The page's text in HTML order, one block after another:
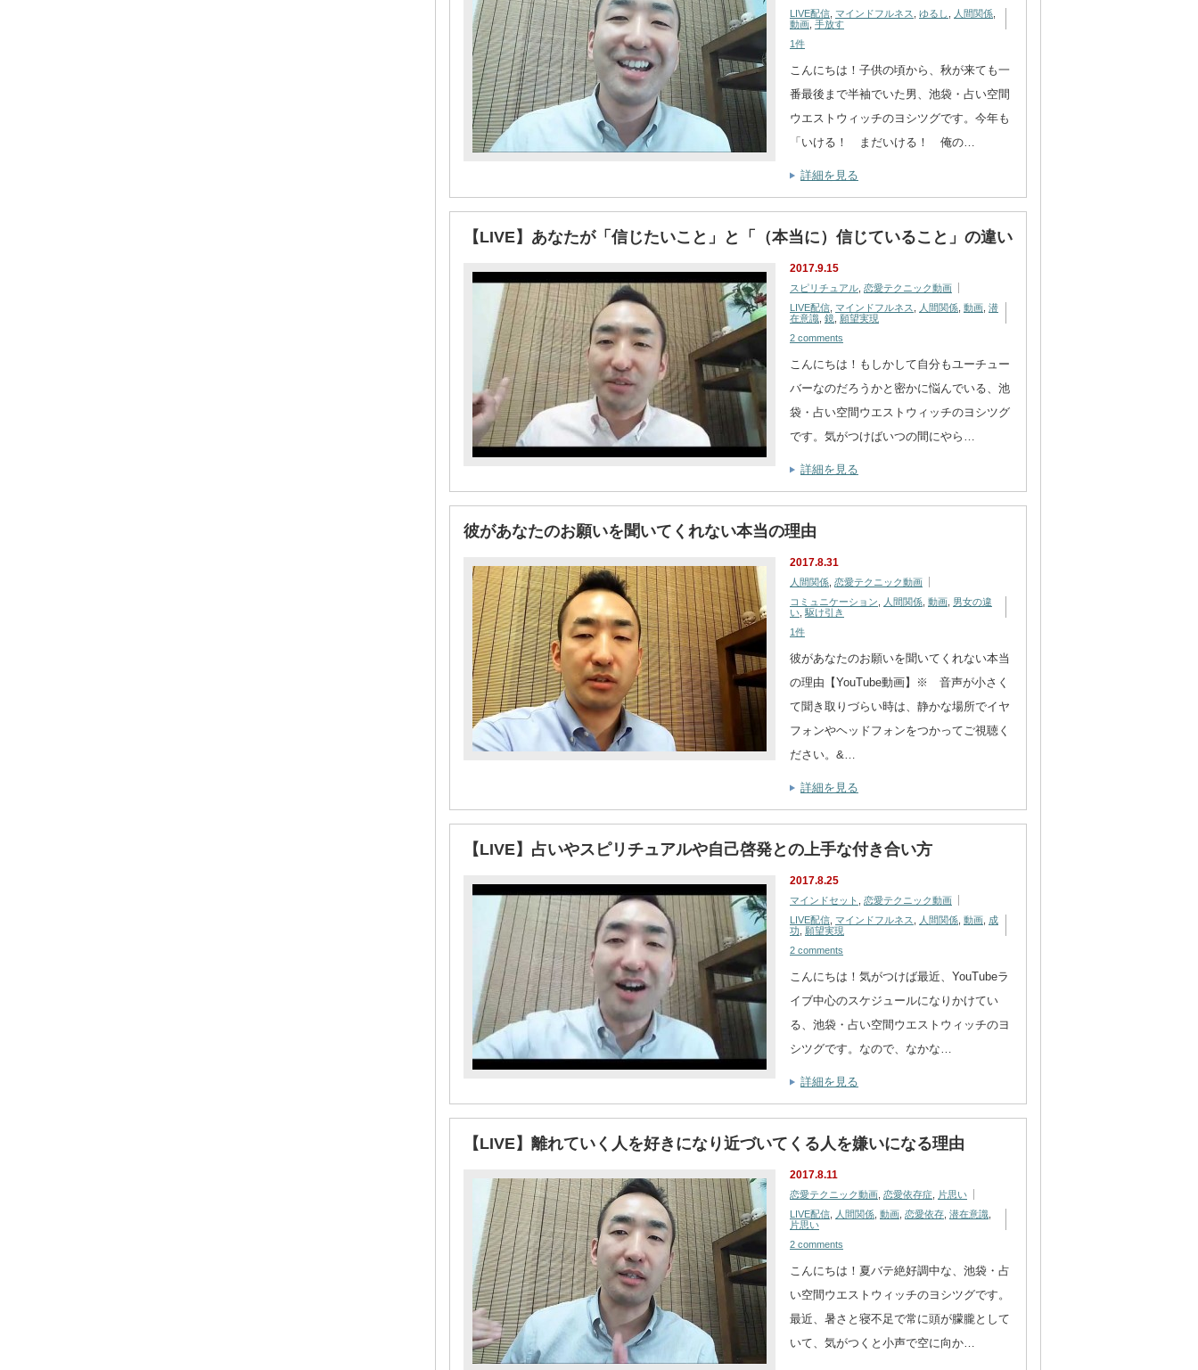
LIVE配信 マインドフルネス ゆるし 人間関係
動画 手放す
1件
こんにちは！子供の頃から、秋が来ても一
番最後まで半袖でいた男、池袋・占い空間
ウエストウィッチのヨシツグです。今年も
「いける！ まだいける！ 俺の…
詳細を見る
【LIVE】あなたが「信じたいこと」と「（本当に）信じていること」の違い
2017.9.15
スピリチュアル 恋愛テクニック動画
LIVE配信 マインドフルネス 人間関係 動画 潜
在意識 鏡 願望実現
2 comments
こんにちは！もしかして自分もユーチュー
バーなのだろうかと密かに悩んでいる、池
袋・占い空間ウエストウィッチのヨシツグ
です。気がつけばいつの間にやら…
詳細を見る
彼があなたのお願いを聞いてくれない本当の理由
2017.8.31
人間関係 恋愛テクニック動画
コミュニケーション
人間関係 動画 男女の違
い 駆け引き
1件
彼があなたのお願いを聞いてくれない本当
の理由【YouTube動画】※ 音声が小さく
て聞き取りづらい時は、静かな場所でイヤ
フォンやヘッドフォンをつかってご視聴く
ださい。&…
詳細を見る
【LIVE】占いやスピリチュアルや自己啓発との上手な付き合い方
2017.8.25
マインドセット
恋愛テクニック動画
LIVE配信 マインドフルネス 人間関係 動画 成
功
願望実現
2 comments
こんにちは！気がつけば最近、YouTubeラ
イブ中心のスケジュールになりかけてい
る、池袋・占い空間ウエストウィッチのヨ
シツグです。なので、なかな…
詳細を見る
【LIVE】離れていく人を好きになり近づいてくる人を嫌いになる理由
2017.8.11
恋愛テクニック動画 恋愛依存症
片思い
LIVE配信
人間関係 動画 恋愛依存 潜在意識
片思い
2 comments
こんにちは！夏バテ絶好調中な、池袋・占
い空間ウエストウィッチのヨシツグです。
最近、暑さと寝不足で常に頭が朦朧として
いて、気がつくと小声で空に向か…